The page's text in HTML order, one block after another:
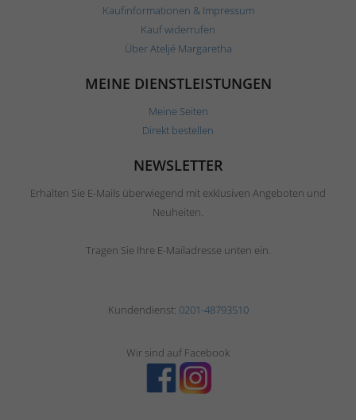
Kaufinformationen & Impressum
Kauf widerrufen
Über Ateljé Margaretha
MEINE DIENSTLEISTUNGEN
Meine Seiten
Direkt bestellen
NEWSLETTER
Erhalten Sie E-Mails überwiegend mit exklusiven Angeboten und
Neuheiten.
Tragen Sie Ihre E-Mailadresse unten ein.
Kundendienst: 0201-48793510
Wir sind auf Facebook